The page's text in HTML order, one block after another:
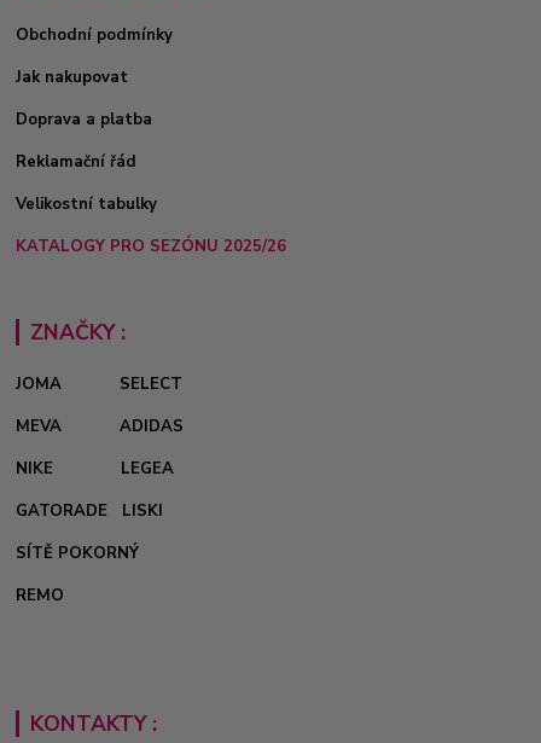
Obchodní podmínky
Jak nakupovat
Doprava a platba
Reklamační řád
Velikostní tabulky
KATALOGY PRO SEZÓNU 2025/26
ZNAČKY :
JOMA
SELECT
MEVA
ADIDAS
NIKE
LEGEA
GATORADE
LISKI
SÍTĚ POKORNÝ
REMO
KONTAKTY :